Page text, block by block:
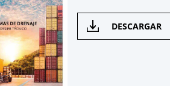
DESCARGAR